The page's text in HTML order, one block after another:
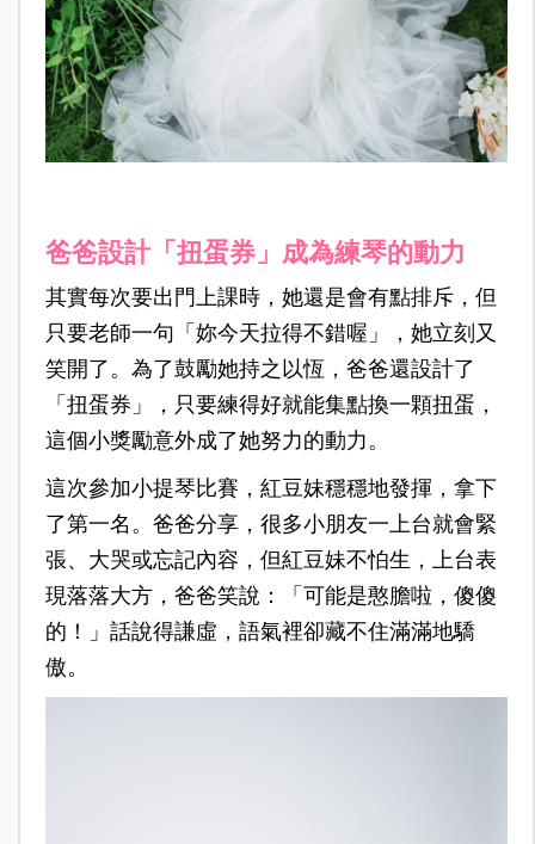
爸爸設計「扭蛋券」成為練琴的動力
其實每次要出門上課時，她還是會有點排斥，但
只要老師一句「妳今天拉得不錯喔」，她立刻又
笑開了。為了鼓勵她持之以恆，爸爸還設計了
「扭蛋券」，只要練得好就能集點換一顆扭蛋，
這個小獎勵意外成了她努力的動力。
這次參加小提琴比賽，紅豆妹穩穩地發揮，拿下
了第一名。爸爸分享，很多小朋友一上台就會緊
張、大哭或忘記內容，但紅豆妹不怕生，上台表
現落落大方，爸爸笑說：「可能是憨膽啦，傻傻
的！」話說得謙虛，語氣裡卻藏不住滿滿地驕
傲。